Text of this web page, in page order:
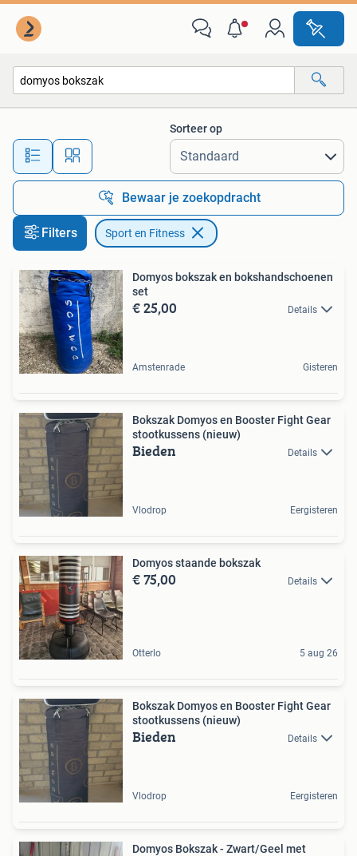
Alle afstanden…
Sorteer op
Bewaar je zoekopdracht
Filters Sport en Fitness
Domyos bokszak en bokshandschoenen
set
€ 25,00 Details
Amstenrade Gisteren
Bokszak Domyos en Booster Fight Gear
stootkussens (nieuw)
Bieden Details
Vlodrop Eergisteren
Domyos staande bokszak
€ 75,00 Details
Otterlo 5 aug 26
Bokszak Domyos en Booster Fight Gear
stootkussens (nieuw)
Bieden Details
Vlodrop Eergisteren
Domyos Bokszak - Zwart/Geel met